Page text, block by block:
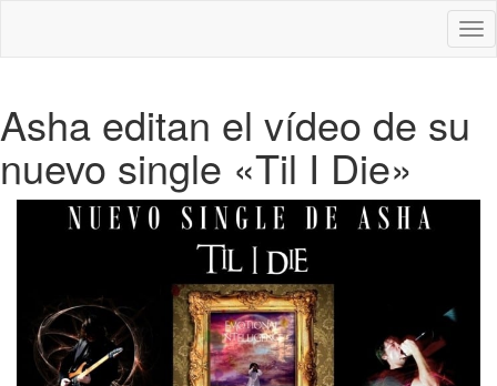
Asha editan el vídeo de su
nuevo single «Til I Die»